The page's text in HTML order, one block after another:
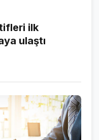
ilk
ulaştı